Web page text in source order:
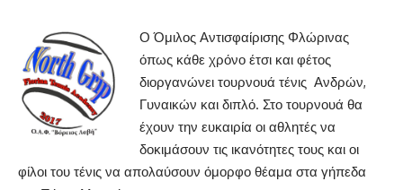
Ο Όμιλος Αντισφαίρισης Φλώρινας
όπως κάθε χρόνο έτσι και φέτος
διοργανώνει τουρνουά τένις Ανδρών,
Γυναικών και διπλό. Στο τουρνουά θα
έχουν την ευκαιρία οι αθλητές να
δοκιμάσουν τις ικανότητες τους και οι
φίλοι του τένις να απολαύσουν όμορφο θέαμα στα γήπεδα